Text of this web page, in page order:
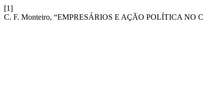
[1]
C. F. Monteiro, “EMPRESÁRIOS E AÇÃO POLÍTICA